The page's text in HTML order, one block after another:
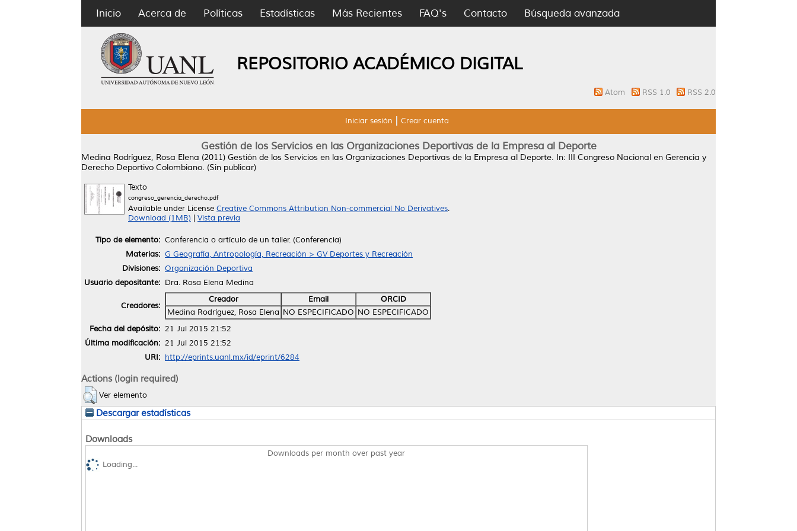
Inicio Acerca de Políticas Estadísticas Más Recientes FAQ's Contacto Búsqueda avanzada
REPOSITORIO ACADÉMICO DIGITAL
Atom RSS 1.0 RSS 2.0
Iniciar sesión Crear cuenta
Gestión de los Servicios en las Organizaciones Deportivas de la Empresa al Deporte
Medina Rodríguez, Rosa Elena (2011) Gestión de los Servicios en las Organizaciones Deportivas de la Empresa al Deporte. In: III Congreso Nacional en Gerencia y
Derecho Deportivo Colombiano. (Sin publicar)
Texto
congreso_gerencia_derecho.pdf
Available under License Creative Commons Attribution Non-commercial No Derivatives.
Download (1MB)
Vista previa
Tipo de elemento: Conferencia o artículo de un taller. (Conferencia)
Materias: G Geografía, Antropología, Recreación > GV Deportes y Recreación
Divisiones: Organización Deportiva
Usuario depositante: Dra. Rosa Elena Medina
Creadores:
Creador Email
ORCID
Medina Rodríguez, Rosa Elena NO ESPECIFICADO NO ESPECIFICADO
Fecha del depósito: 21 Jul 2015 21:52
Última modificación: 21 Jul 2015 21:52
URI: http://eprints.uanl.mx/id/eprint/6284
Actions (login required)
Ver elemento
Descargar estadísticas
Downloads
Downloads per month over past year
Loading...